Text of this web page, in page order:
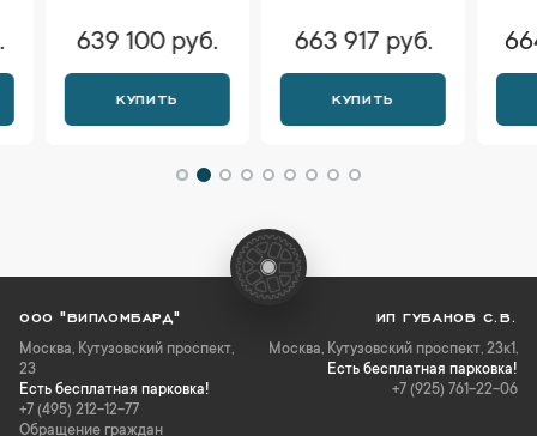
639 100 руб.
КУПИТЬ
663 917 руб.
КУПИТЬ
664
ООО "ВИПЛОМБАРД"
Москва, Кутузовский проспект,
23
Есть бесплатная парковка!
+7 (495) 212-12-77
Обращение граждан
ИП ГУБАНОВ С.В.
Москва, Кутузовский проспект, 23к1,
Есть бесплатная парковка!
+7 (925) 761-22-06